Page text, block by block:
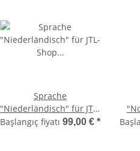
Sprache
"Niederländisch" für JTL-
Shop 5.x
Başlangıç fiyatı 99,00 € *